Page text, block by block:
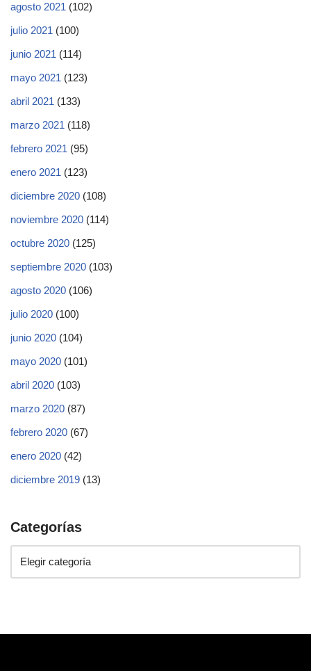
agosto 2021 (102)
julio 2021 (100)
junio 2021 (114)
mayo 2021 (123)
abril 2021 (133)
marzo 2021 (118)
febrero 2021 (95)
enero 2021 (123)
diciembre 2020 (108)
noviembre 2020 (114)
octubre 2020 (125)
septiembre 2020 (103)
agosto 2020 (106)
julio 2020 (100)
junio 2020 (104)
mayo 2020 (101)
abril 2020 (103)
marzo 2020 (87)
febrero 2020 (67)
enero 2020 (42)
diciembre 2019 (13)
Categorías